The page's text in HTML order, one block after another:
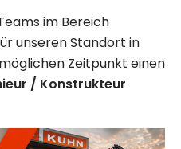
im Bereich
unseren Standort in
Zeitpunkt einen
/ Konstrukteur